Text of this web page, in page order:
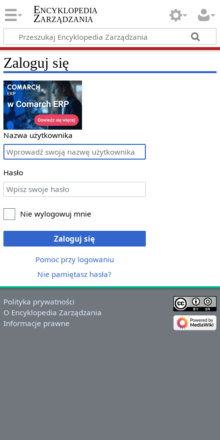
Encyklopedia
Zarządzania
Zaloguj się
Nazwa użytkownika
Hasło
Nie wylogowuj mnie
Zaloguj się
Pomoc przy logowaniu
Nie pamiętasz hasła?
Polityka prywatności
O Encyklopedia Zarządzania
Informacje prawne